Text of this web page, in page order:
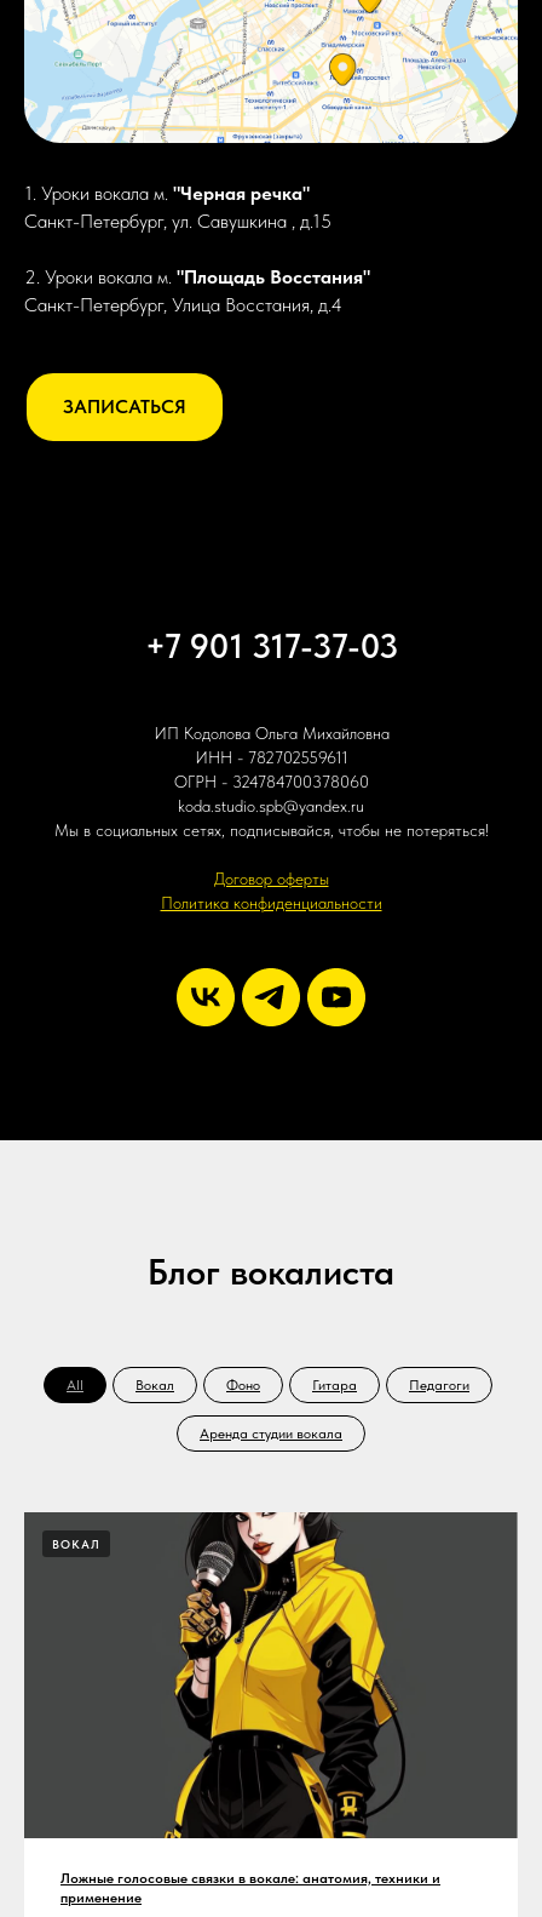
1. Уроки вокала м. "Черная речка"
Санкт-Петербург, ул. Савушкина , д.15
2. Уроки вокала м. "Площадь Восстания"
Санкт-Петербург, Улица Восстания, д.4
ЗАПИСАТЬСЯ
+7 901 317-37-03
ИП Кодолова Ольга Михайловна
ИНН - 782702559611
ОГРН - 324784700378060
koda.studio.spb@yandex.ru
Мы в социальных сетях, подписывайся, чтобы не потеряться!
Договор оферты
Политика конфиденциальности
Блог вокалиста
All Вокал Фоно Гитара Педагоги
Аренда студии вокала
ВОКАЛ
Ложные голосовые связки в вокале: анатомия, техники и
применение